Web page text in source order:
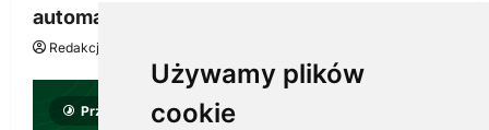
Używamy plików
cookie
automatyzacji i korzyści dla Twojej firmy
Redakcja KnowMore.pl
Przeczytano 8 minut